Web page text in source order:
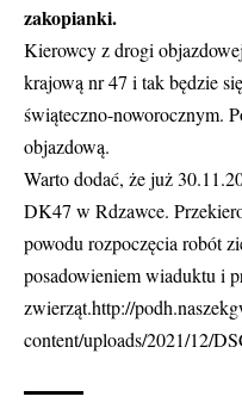
zakopianki.
Kierowcy z drogi
krajową nr 47 i tak będzie
świąteczno-noworocznym.
objazdową.
Warto dodać, że już
DK47 w Rdzawce.
powodu rozpoczęcia robót
posadowieniem wiaduktu i
zwierząt.http://
content/uploads/2021/12/